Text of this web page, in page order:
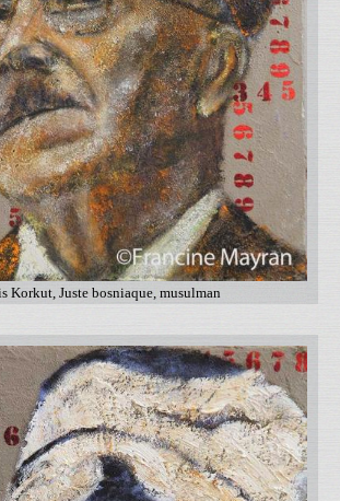
Korkut, Juste bosniaque, musulman